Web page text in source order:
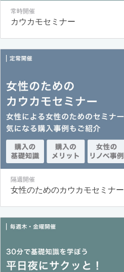
常時開催
カウカモセミナー
隔週開催
女性のためのカウカモセミナー